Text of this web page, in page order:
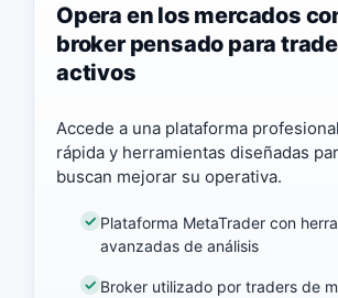
Opera en los mercados
broker pensado para
activos
Accede a una plataforma
rápida y herramientas diseñadas
buscan mejorar su operativa.
Plataforma MetaTrader con
avanzadas de análisis
Broker utilizado por traders de